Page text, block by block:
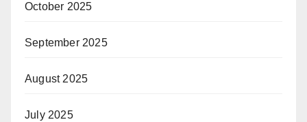
October 2025
September 2025
August 2025
July 2025